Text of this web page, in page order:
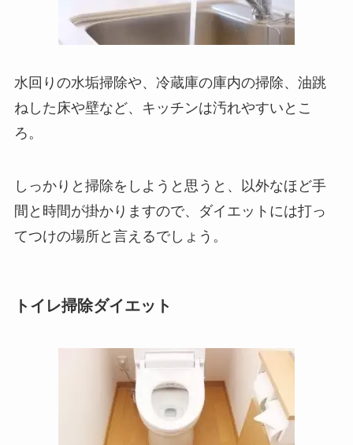
水回りの水垢掃除や、冷蔵庫の庫内の掃除、油跳
ねした床や壁など、キッチンは汚れやすいとこ
ろ。
しっかりと掃除をしようと思うと、以外なほど手
間と時間が掛かりますので、ダイエットには打っ
てつけの場所と言えるでしょう。
トイレ掃除ダイエット